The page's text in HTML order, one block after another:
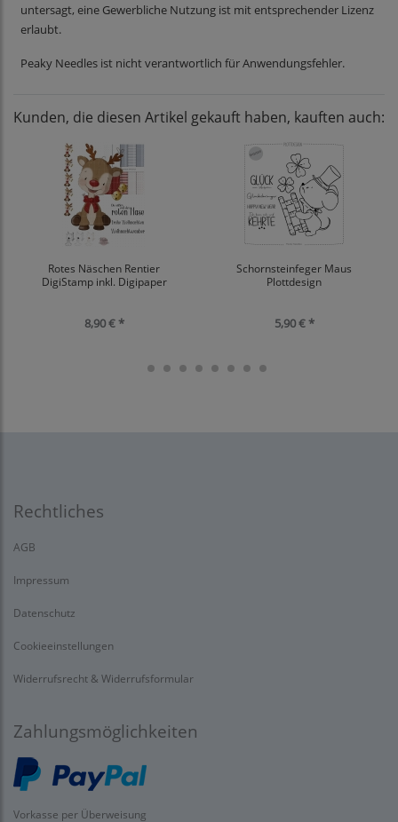
untersagt, eine Gewerbliche Nutzung ist mit entsprechender Lizenz
erlaubt.
Peaky Needles ist nicht verantwortlich für Anwendungsfehler.
Kunden, die diesen Artikel gekauft haben, kauften auch:
Rotes Näschen Rentier
DigiStamp inkl. Digipaper
8,90 € *
Schornsteinfeger Maus
Plottdesign
5,90 € *
Rechtliches
AGB
Impressum
Datenschutz
Cookieeinstellungen
Widerrufsrecht & Widerrufsformular
Zahlungsmöglichkeiten
Vorkasse per Überweisung